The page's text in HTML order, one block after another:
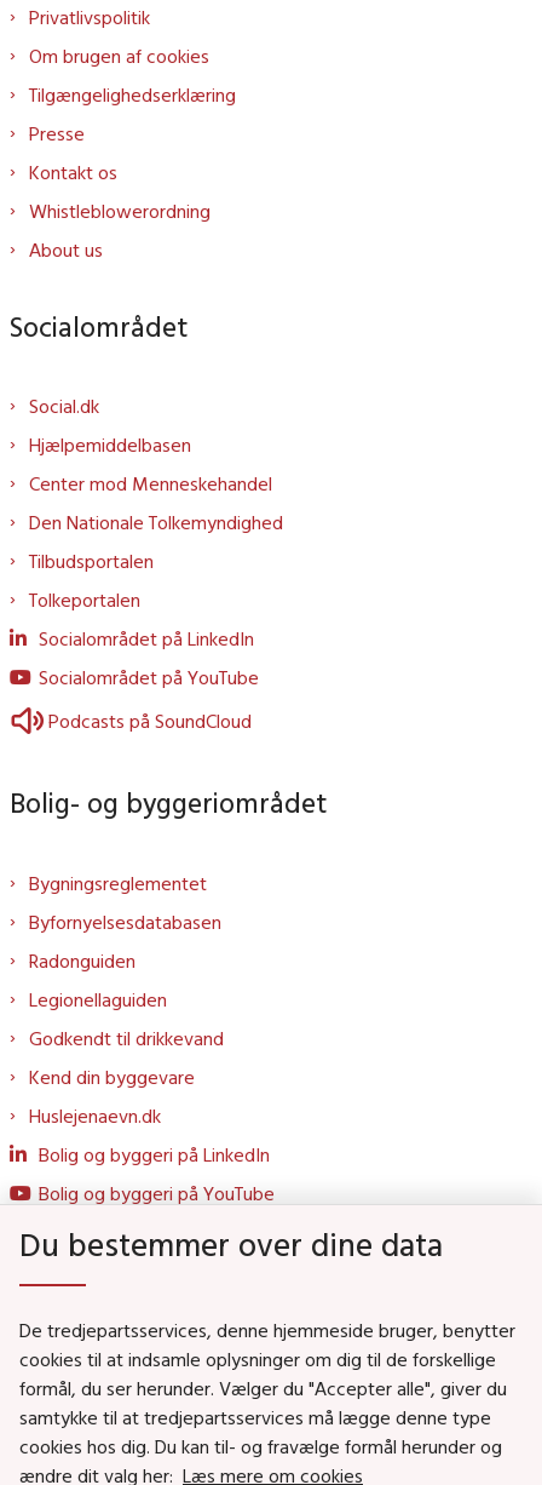
Privatlivspolitik
Om brugen af cookies
Tilgængelighedserklæring
Presse
Kontakt os
Whistleblowerordning
About us
Socialområdet
Social.dk
Hjælpemiddelbasen
Center mod Menneskehandel
Den Nationale Tolkemyndighed
Tilbudsportalen
Tolkeportalen
Socialområdet på LinkedIn
Socialområdet på YouTube
Podcasts på SoundCloud
Bolig- og byggeriområdet
Bygningsreglementet
Byfornyelsesdatabasen
Radonguiden
Legionellaguiden
Godkendt til drikkevand
Kend din byggevare
Huslejenaevn.dk
Bolig og byggeri på LinkedIn
Bolig og byggeri på YouTube
Social- og Boligministeriet
Job i Social- og Boligstyrelsen
Puljer og tilskud
Nyhedsbreve
Du bestemmer over dine data
De tredjepartsservices, denne hjemmeside bruger, benytter
cookies til at indsamle oplysninger om dig til de forskellige
formål, du ser herunder. Vælger du "Accepter alle", giver du
samtykke til at tredjepartsservices må lægge denne type
cookies hos dig. Du kan til- og fravælge formål herunder og
ændre dit valg her: Læs mere om cookies